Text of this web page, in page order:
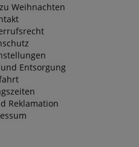
Weihnachten
Entsorgung
Reklamation